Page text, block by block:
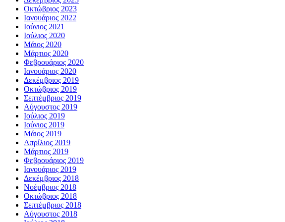
Οκτώβριος 2023
Ιανουάριος 2022
Ιούνιος 2021
Ιούλιος 2020
Μάιος 2020
Μάρτιος 2020
Φεβρουάριος 2020
Ιανουάριος 2020
Δεκέμβριος 2019
Οκτώβριος 2019
Σεπτέμβριος 2019
Αύγουστος 2019
Ιούλιος 2019
Ιούνιος 2019
Μάιος 2019
Απρίλιος 2019
Μάρτιος 2019
Φεβρουάριος 2019
Ιανουάριος 2019
Δεκέμβριος 2018
Νοέμβριος 2018
Οκτώβριος 2018
Σεπτέμβριος 2018
Αύγουστος 2018